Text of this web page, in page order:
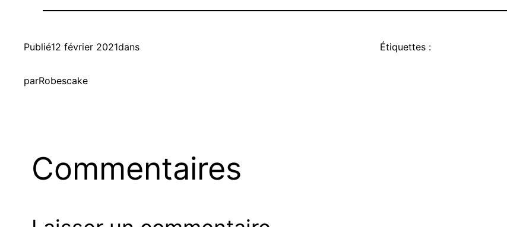
Publié12 février 2021dans
parRobescake
Étiquettes :
Commentaires